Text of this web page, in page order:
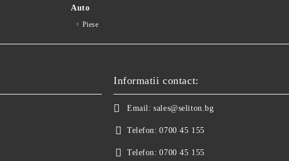
Auto
Piese
Informatii contact:
Email: sales@seliton.bg
Telefon: 0700 45 155
Telefon: 0700 45 155